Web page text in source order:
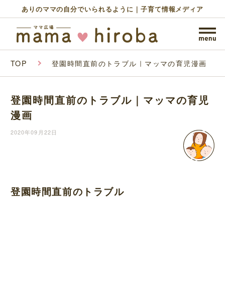
ありのママの自分でいられるように｜子育て情報メディア
TOP 登園時間直前のトラブル｜マッマの育児漫画
登園時間直前のトラブル｜マッマの育児
漫画
2020年09月22日
登園時間直前のトラブル